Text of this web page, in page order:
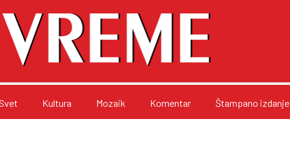
Svet Kultura Mozaik Komentar Štampano izdanje